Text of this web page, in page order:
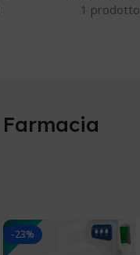
1 prodotto
Farmacia
-23%